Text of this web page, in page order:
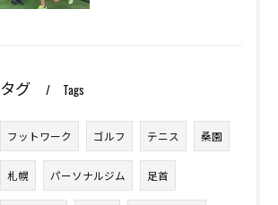
タグ Tags
フットワーク ゴルフ テニス 桑園
札幌 パーソナルジム 足首